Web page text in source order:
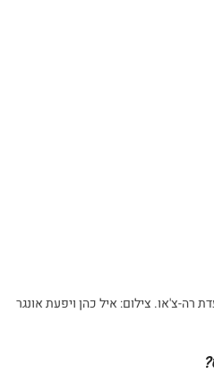
רה-צ'או. צילום: איל כהן ויפעת אונגר